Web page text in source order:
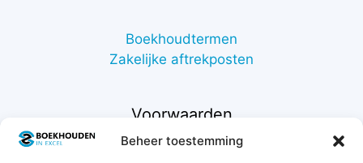
Beheer toestemming
Boekhoudtermen
Zakelijke aftrekposten
Voorwaarden